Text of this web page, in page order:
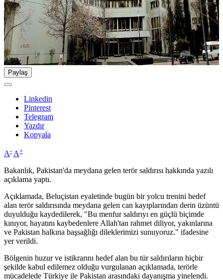
Paylaş
Linkedin
Pinterest
Telegram
Yazdır
Kopyala
A- A+
Bakanlık, Pakistan'da meydana gelen terör saldırısı hakkında yazılı
açıklama yaptı.
Açıklamada, Beluçistan eyaletinde bugün bir yolcu trenini hedef
alan terör saldırısında meydana gelen can kayıplarından derin üzüntü
duyulduğu kaydedilerek, "Bu menfur saldırıyı en güçlü biçimde
kınıyor, hayatını kaybedenlere Allah'tan rahmet diliyor, yakınlarına
ve Pakistan halkına başsağlığı dileklerimizi sunuyoruz." ifadesine
yer verildi.
Bölgenin huzur ve istikrarını hedef alan bu tür saldırıların hiçbir
şekilde kabul edilemez olduğu vurgulanan açıklamada, terörle
mücadelede Türkiye ile Pakistan arasındaki dayanışma yinelendi.